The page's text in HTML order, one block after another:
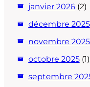
janvier 2026(2)
décembre 2025
novembre 2025
octobre 2025(1)
septembre